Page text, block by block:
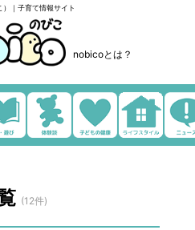
｜子育て情報サイト
nobicoとは？
(12件)